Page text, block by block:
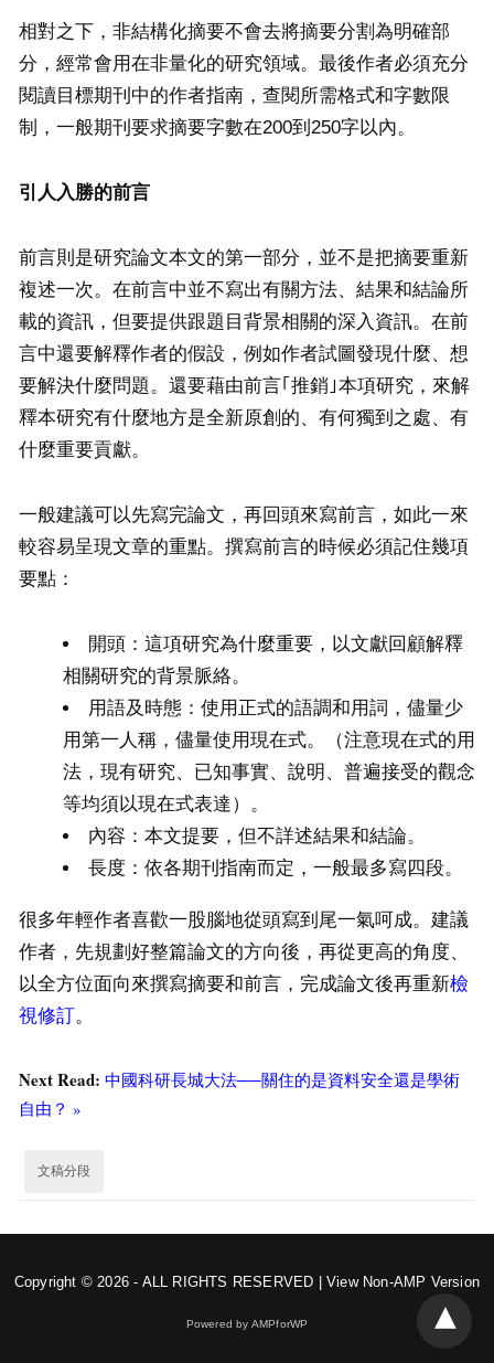
相對之下，非結構化摘要不會去將摘要分割為明確部
分，經常會用在非量化的研究領域。最後作者必須充分
閱讀目標期刊中的作者指南，查閱所需格式和字數限
制，一般期刊要求摘要字數在200到250字以內。
引人入勝的前言
前言則是研究論文本文的第一部分，並不是把摘要重新
複述一次。在前言中並不寫出有關方法、結果和結論所
載的資訊，但要提供跟題目背景相關的深入資訊。在前
言中還要解釋作者的假設，例如作者試圖發現什麼、想
要解決什麼問題。還要藉由前言｢推銷｣本項研究，來解
釋本研究有什麼地方是全新原創的、有何獨到之處、有
什麼重要貢獻。
一般建議可以先寫完論文，再回頭來寫前言，如此一來
較容易呈現文章的重點。撰寫前言的時候必須記住幾項
要點：
開頭：這項研究為什麼重要，以文獻回顧解釋
相關研究的背景脈絡。
用語及時態：使用正式的語調和用詞，儘量少
用第一人稱，儘量使用現在式。（注意現在式的用
法，現有研究、已知事實、說明、普遍接受的觀念
等均須以現在式表達）。
內容：本文提要，但不詳述結果和結論。
長度：依各期刊指南而定，一般最多寫四段。
很多年輕作者喜歡一股腦地從頭寫到尾一氣呵成。建議
作者，先規劃好整篇論文的方向後，再從更高的角度、
以全方位面向來撰寫摘要和前言，完成論文後再重新檢
視修訂。
Next Read: 中國科研長城大法──關住的是資料安全還是學術
自由？ »
文稿分段
Copyright © 2026 - ALL RIGHTS RESERVED |View Non-AMP Version
Powered by AMPforWP